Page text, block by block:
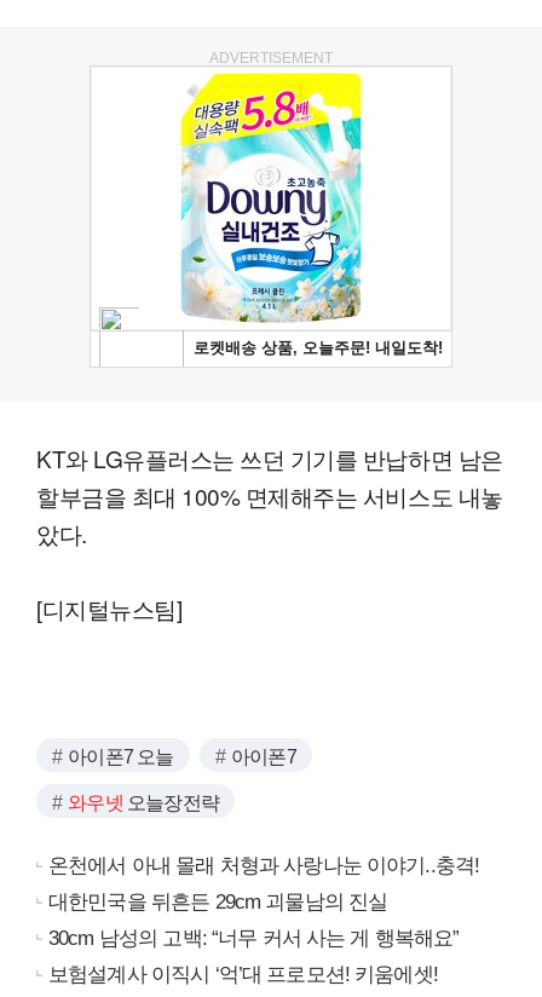
ADVERTISEMENT
KT와 LG유플러스는 쓰던 기기를 반납하면 남은
할부금을 최대 100% 면제해주는 서비스도 내놓
았다.
[디지털뉴스팀]
아이폰7 오늘 아이폰7
와우넷 오늘장전략
온천에서 아내 몰래 처형과 사랑나눈 이야기..충격!
대한민국을 뒤흔든 29cm 괴물남의 진실
30cm 남성의 고백: “너무 커서 사는 게 행복해요”
보험설계사 이직시 ‘억’대 프로모션! 키움에셋!